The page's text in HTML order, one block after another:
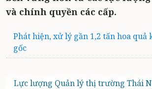
và chính quyền các cấp.
Phát hiện, xử lý gần 1,2 tấn hoa quả
gốc
Lực lượng Quản lý thị trường Thái